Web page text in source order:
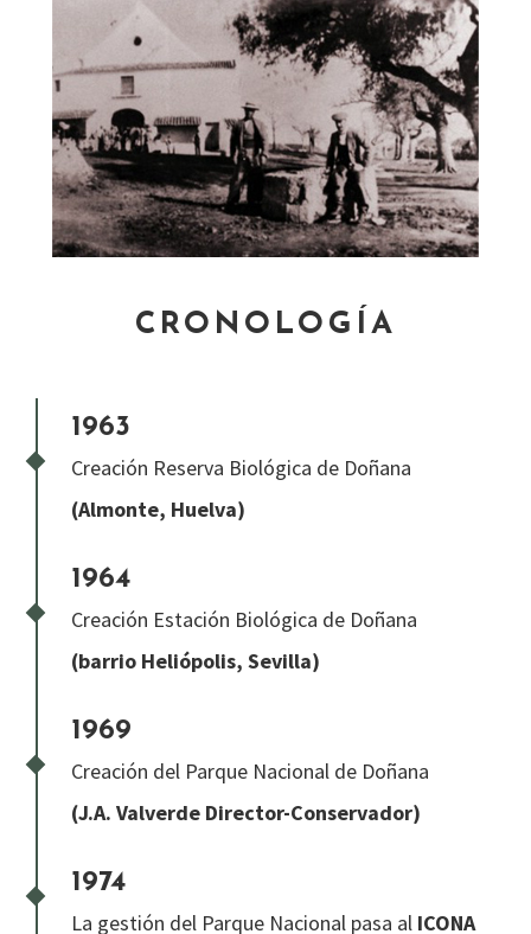
CRONOLOGÍA
1963
Creación Reserva Biológica de Doñana
(Almonte, Huelva)
1964
Creación Estación Biológica de Doñana
(barrio Heliópolis, Sevilla)
1969
Creación del Parque Nacional de Doñana
(J.A. Valverde Director-Conservador)
1974
La gestión del Parque Nacional pasa al ICONA